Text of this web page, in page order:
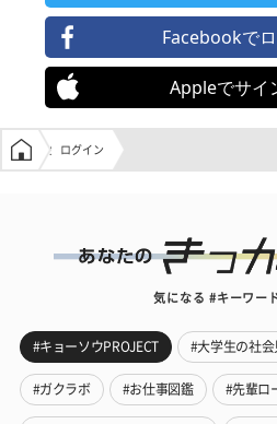
Facebookで
Appleでサイ
学生の窓口トップ
ログイン
気になる #キーワー
#キョーソウPROJECT #大学生の社会
#ガクラボ #お仕事図鑑 #先輩ロ